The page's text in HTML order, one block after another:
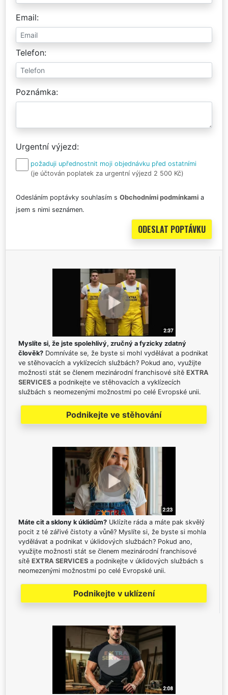
Email
Telefon
Poznámka
Urgentní výjezd
požaduji upřednostnit moji objednávku před ostatními
(je účtován poplatek za urgentní výjezd 2 500 Kč)
Odesláním poptávky souhlasím s Obchodními podmínkami a
jsem s nimi seznámen.
Myslíte si, že jste spolehlivý, zručný a fyzicky zdatný
člověk? Domníváte se, že byste si mohl vydělávat a podnikat
ve stěhovacích a vyklízecích službách? Pokud ano, využijte
možnosti stát se členem mezinárodní franchisové sítě EXTRA
SERVICES a podnikejte ve stěhovacích a vyklízecích
službách s neomezenými možnostmi po celé Evropské unii.
Podnikejte ve stěhování
Máte cit a sklony k úklidům? Uklízíte ráda a máte pak skvělý
pocit z té zářivé čistoty a vůně? Myslíte si, že byste si mohla
vydělávat a podnikat v úklidových službách? Pokud ano,
využijte možnosti stát se členem mezinárodní franchisové
sítě EXTRA SERVICES a podnikejte v úklidových službách s
neomezenými možnostmi po celé Evropské unii.
Podnikejte v uklízení